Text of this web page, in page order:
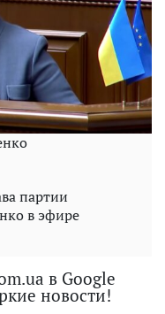
партии
в эфире
в Google
новости!